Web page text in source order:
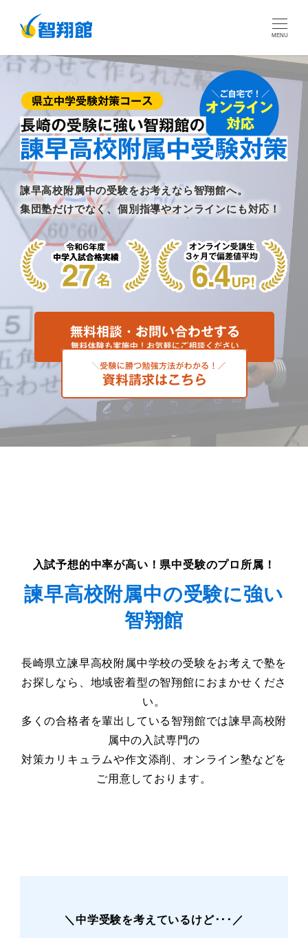
MENU
諫早高校附属中の受験をお考えなら智翔館へ。
集団塾だけでなく、個別指導やオンラインにも対応！
入試予想的中率が高い！県中受験のプロ所属！
諫早高校附属中の受験に強い
智翔館
長崎県立諫早高校附属中学校の受験をお考えで塾を
お探しなら、地域密着型の智翔館におまかせくださ
い。
多くの合格者を輩出している智翔館では諫早高校附
属中の入試専門の
対策カリキュラムや作文添削、オンライン塾などを
ご用意しております。
＼中学受験を考えているけど･･･／